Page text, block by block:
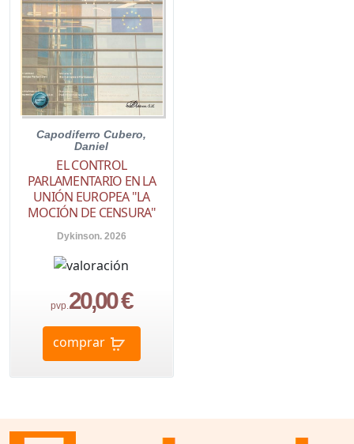
Capodiferro Cubero,
Daniel
EL CONTROL
PARLAMENTARIO EN LA
UNIÓN EUROPEA "LA
MOCIÓN DE CENSURA"
Dykinson. 2026
pvp. 20,00 €
comprar